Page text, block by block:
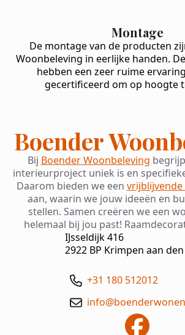
Montage
De montage van de producten
Woonbeleving in eerlijke handen.
hebben een zeer ruime
gecertificeerd om op hoogte
Boender
Bij Boender Woonbeleving
interieurproject uniek is en
Daarom bieden we een
aan, waarin we jouw ideeën en
stellen. Samen creëren we een
helemaal bij jou past!
IJsseldijk 416
2922 BP Krimpen aan den
+31 180 512012